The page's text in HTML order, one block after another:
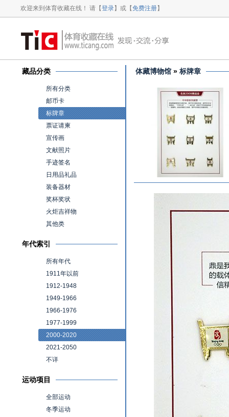
欢迎来到体育收藏在线！ 请【登录】或【免费注册】
藏品分类
所有分类
邮币卡
标牌章
票证请柬
宣传画
文献照片
手迹签名
日用品礼品
装备器材
奖杯奖状
火炬吉祥物
其他类
年代索引
所有年代
1911年以前
1912-1948
1949-1966
1966-1976
1977-1999
2000-2020
2021-2050
不详
运动项目
全部运动
冬季运动
体藏博物馆 » 标牌章